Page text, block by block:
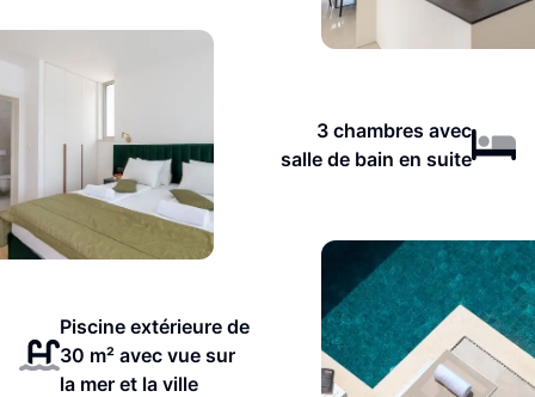
3 chambres avec
salle de bain en suite
Piscine extérieure de
30 m² avec vue sur
la mer et la ville